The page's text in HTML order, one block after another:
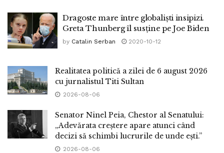
Dragoste mare între globaliști insipizi.
Greta Thunberg îl susține pe Joe Biden
by Catalin Serban 2020-10-12
Realitatea politică a zilei de 6 august 2026
cu jurnalistul Titi Sultan
2026-08-06
Senator Ninel Peia, Chestor al Senatului:
„Adevărata creștere apare atunci când
decizi să schimbi lucrurile de unde ești.”
2026-08-06